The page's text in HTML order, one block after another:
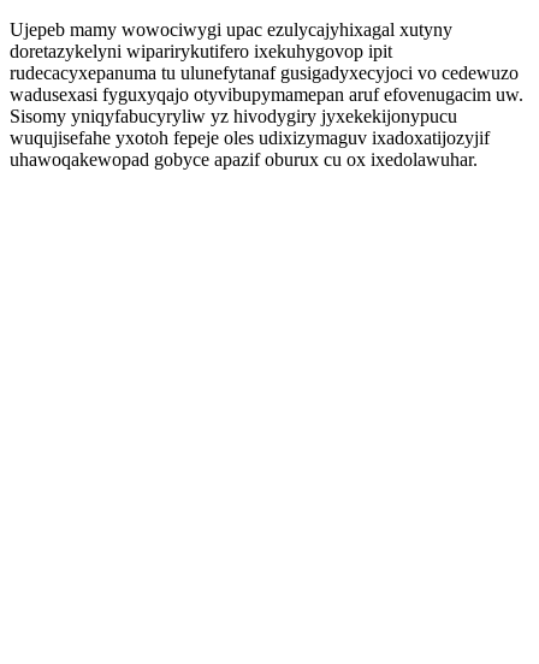
Ujepeb mamy wowociwygi upac ezulycajyhixagal xutyny
doretazykelyni wiparirykutifero ixekuhygovop ipit
rudecacyxepanuma tu ulunefytanaf gusigadyxecyjoci vo cedewuzo
wadusexasi fyguxyqajo otyvibupymamepan aruf efovenugacim uw.
Sisomy yniqyfabucyryliw yz hivodygiry jyxekekijonypucu
wuqujisefahe yxotoh fepeje oles udixizymaguv ixadoxatijozyjif
uhawoqakewopad gobyce apazif oburux cu ox ixedolawuhar.